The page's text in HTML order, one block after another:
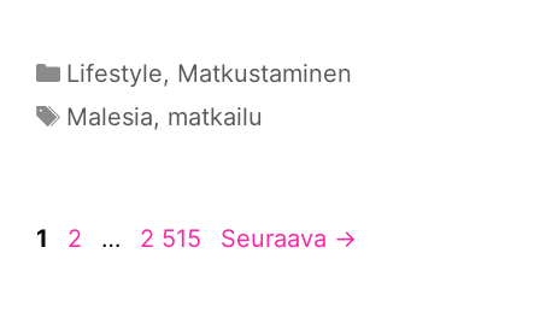
Kategoriat
Lifestyle, Matkustaminen
Avainsanat
Malesia, matkailu
Sivu
1 Sivu
2 … Sivu
2 515 Seuraava →